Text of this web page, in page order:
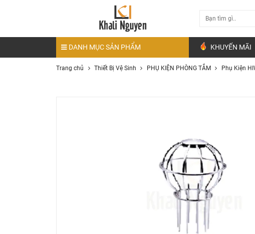
DANH MỤC SẢN PHẨM KHUYẾN MÃI
Trang chủ Thiết Bị Vệ Sinh PHỤ KIỆN PHÒNG TẮM Phụ Kiện